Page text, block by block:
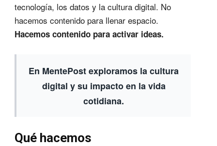
tecnología, los datos y la cultura digital. No
hacemos contenido para llenar espacio.
Hacemos contenido para activar ideas.
En MentePost exploramos la cultura
digital y su impacto en la vida
cotidiana.
Qué hacemos